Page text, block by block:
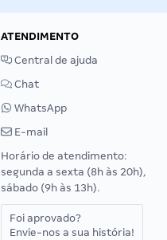
ATENDIMENTO
Central de ajuda
Chat
WhatsApp
E-mail
Horário de atendimento:
segunda a sexta (8h às 20h),
sábado (9h às 13h).
Foi aprovado?
Envie-nos a sua história!